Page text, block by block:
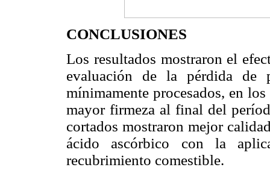
CONCLUSIONES
Los resultados mostraron el
evaluación de la pérdida
mínimamente procesados, en
mayor firmeza al final del
cortados mostraron mejor
ácido ascórbico con la
recubrimiento comestible.